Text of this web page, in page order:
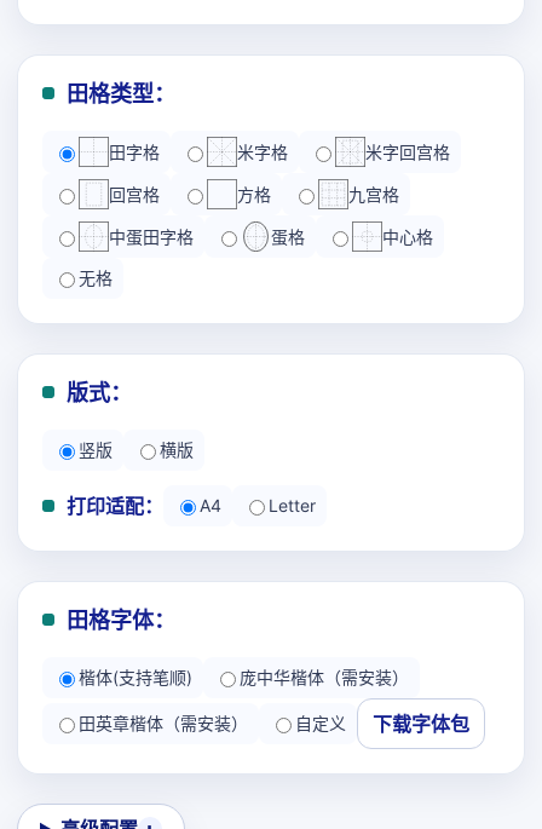
田格类型：
田字格 米字格 米字回宫格
回宫格 方格 九宫格
中蛋田字格 蛋格 中心格
无格
版式：
竖版 横版
打印适配： A4 Letter
田格字体：
楷体(支持笔顺) 庞中华楷体（需安装）
田英章楷体（需安装） 自定义 下载字体包